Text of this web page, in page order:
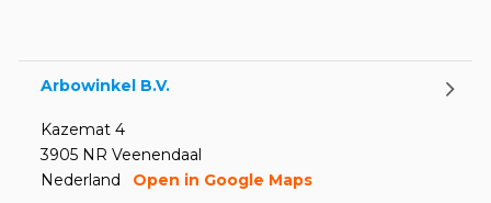
Arbowinkel B.V.
Kazemat 4
3905 NR Veenendaal
Nederland
Open in Google Maps